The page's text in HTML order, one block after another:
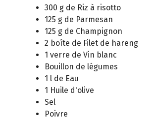
300 g de Riz à risotto
125 g de Parmesan
125 g de Champignon
2 boîte de Filet de hareng
1 verre de Vin blanc
Bouillon de légumes
1 l de Eau
1 Huile d'olive
Sel
Poivre